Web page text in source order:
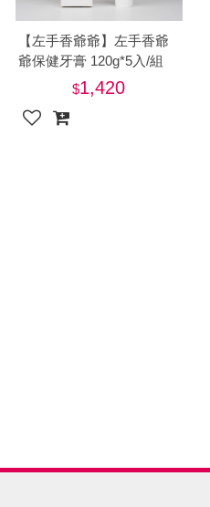
【左手香爺爺】左手香爺
爺保健牙膏 120g*5入/組
1,420